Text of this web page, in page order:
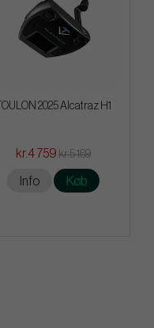
TOULON 2025 Alcatraz H1
kr.4 759 kr.5 169
Info Køb